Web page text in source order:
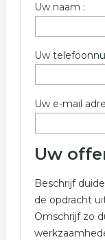
formulier. De
Trefwoorden:
schoonmaak
Uw naam :
Uw
Uw e-mail
Uw
Beschrijf
de opdracht
Omschrijf zo